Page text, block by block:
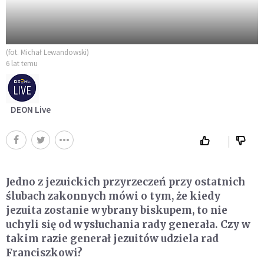
(fot. Michał Lewandowski)
6 lat temu
DEON Live
Jedno z jezuickich przyrzeczeń przy ostatnich
ślubach zakonnych mówi o tym, że kiedy
jezuita zostanie wybrany biskupem, to nie
uchyli się od wysłuchania rady generała. Czy w
takim razie generał jezuitów udziela rad
Franciszkowi?